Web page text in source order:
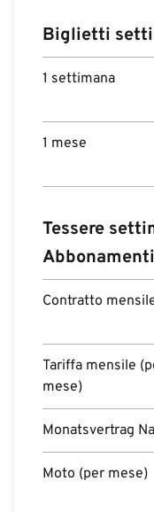
Biglietti
1 settimana
1 mese
Tessere
Contratto
Tariffa mensile
mese)
Monatsvertrag
Moto (per mese)